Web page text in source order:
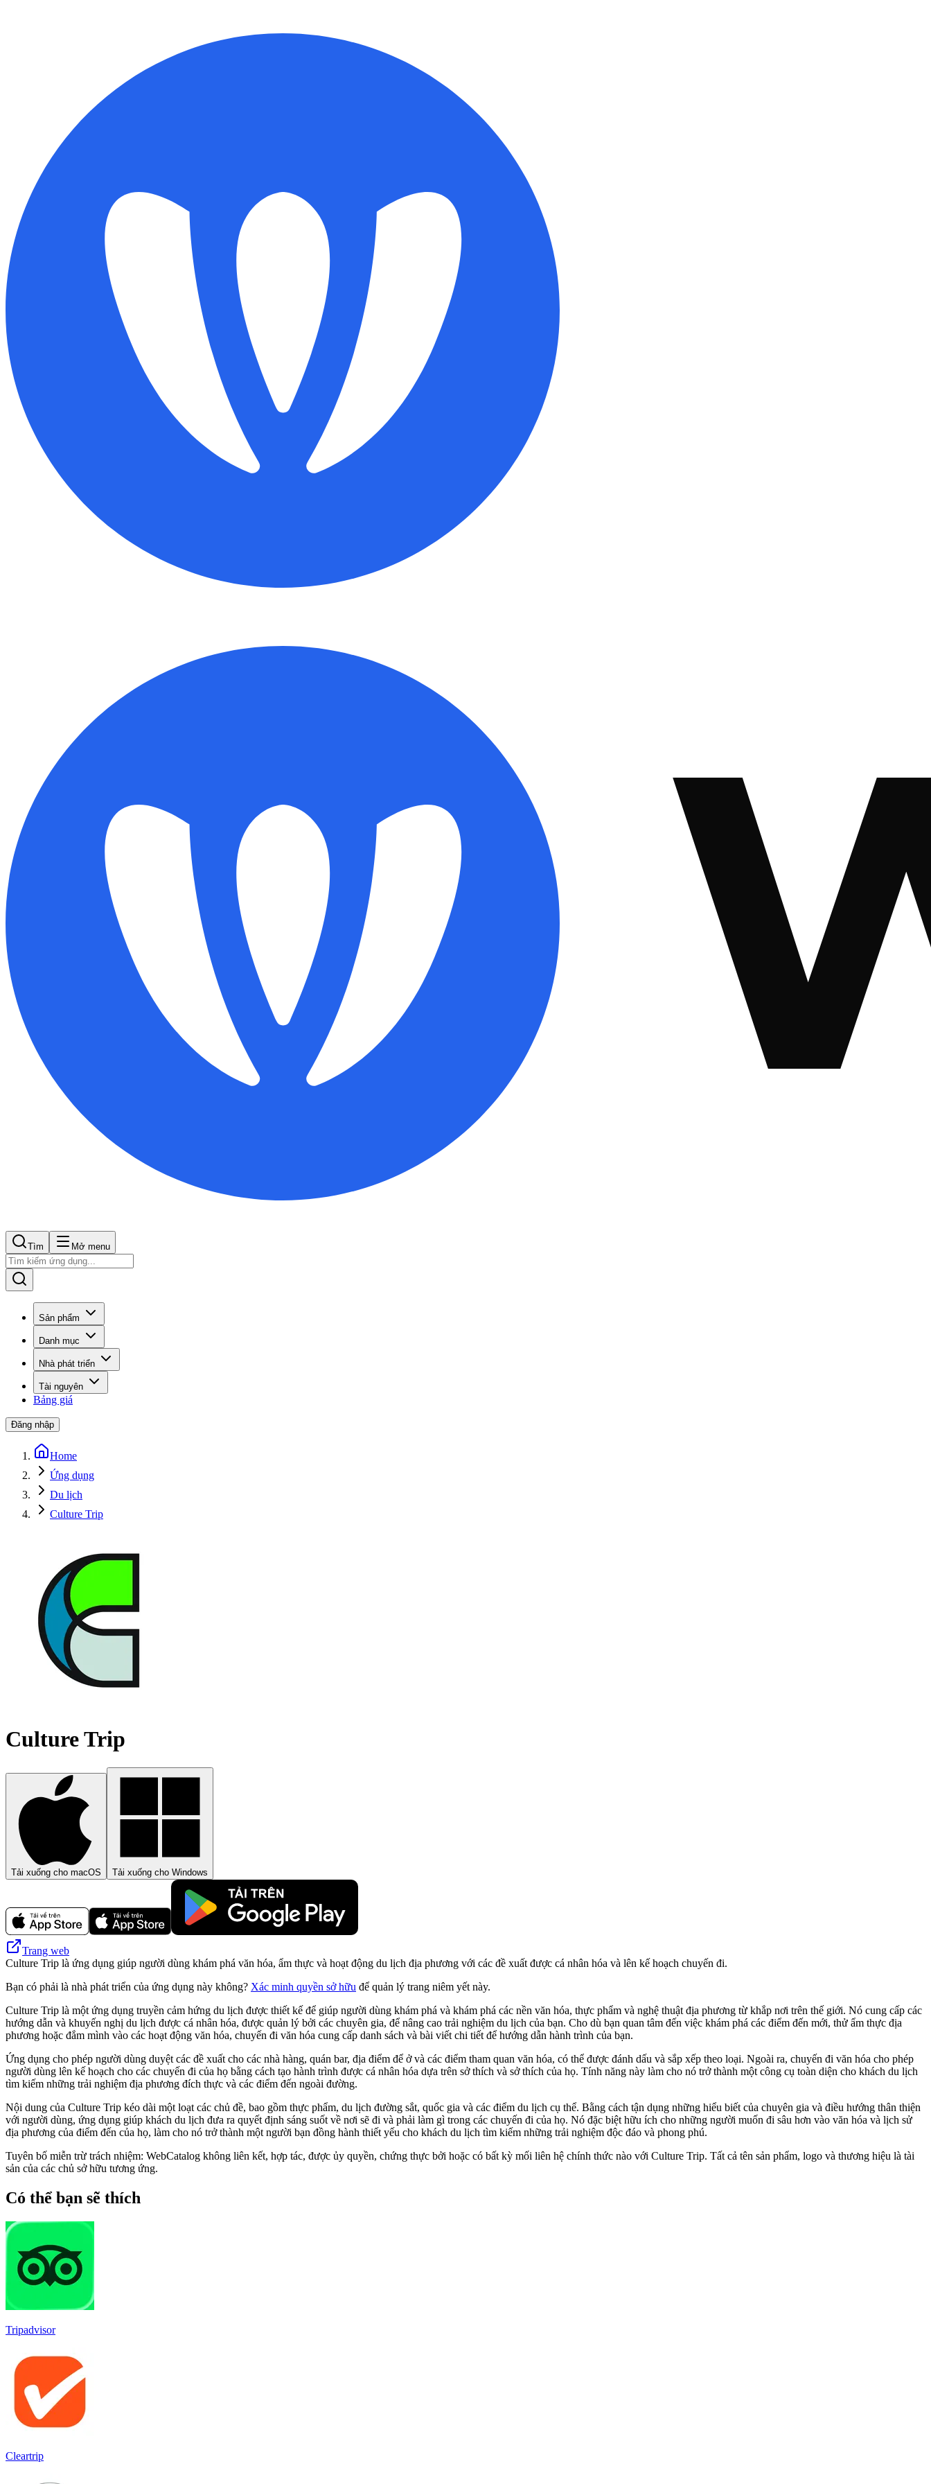
Tìm Mở menu
Sản phẩm
Danh mục
Nhà phát triển
Tài nguyên
Bảng giá
Đăng nhập
Home
Ứng dụng
Du lịch
Culture Trip
Culture Trip
Tải xuống cho macOS Tải xuống cho Windows
Trang web
Culture Trip là ứng dụng giúp người dùng khám phá văn hóa, ẩm thực và hoạt động du lịch địa phương với các đề xuất được cá nhân hóa và lên kế hoạch chuyến đi.
Bạn có phải là nhà phát triển của ứng dụng này không? Xác minh quyền sở hữu để quản lý trang niêm yết này.
Culture Trip là một ứng dụng truyền cảm hứng du lịch được thiết kế để giúp người dùng khám phá và khám phá các nền văn hóa, thực phẩm và nghệ thuật địa phương từ khắp nơi trên thế giới. Nó cung cấp các
hướng dẫn và khuyến nghị du lịch được cá nhân hóa, được quản lý bởi các chuyên gia, để nâng cao trải nghiệm du lịch của bạn. Cho dù bạn quan tâm đến việc khám phá các điểm đến mới, thử ẩm thực địa
phương hoặc đắm mình vào các hoạt động văn hóa, chuyến đi văn hóa cung cấp danh sách và bài viết chi tiết để hướng dẫn hành trình của bạn.
Ứng dụng cho phép người dùng duyệt các đề xuất cho các nhà hàng, quán bar, địa điểm để ở và các điểm tham quan văn hóa, có thể được đánh dấu và sắp xếp theo loại. Ngoài ra, chuyến đi văn hóa cho phép
người dùng lên kế hoạch cho các chuyến đi của họ bằng cách tạo hành trình được cá nhân hóa dựa trên sở thích và sở thích của họ. Tính năng này làm cho nó trở thành một công cụ toàn diện cho khách du lịch
tìm kiếm những trải nghiệm địa phương đích thực và các điểm đến ngoài đường.
Nội dung của Culture Trip kéo dài một loạt các chủ đề, bao gồm thực phẩm, du lịch đường sắt, quốc gia và các điểm du lịch cụ thể. Bằng cách tận dụng những hiểu biết của chuyên gia và điều hướng thân thiện
với người dùng, ứng dụng giúp khách du lịch đưa ra quyết định sáng suốt về nơi sẽ đi và phải làm gì trong các chuyến đi của họ. Nó đặc biệt hữu ích cho những người muốn đi sâu hơn vào văn hóa và lịch sử
địa phương của điểm đến của họ, làm cho nó trở thành một người bạn đồng hành thiết yếu cho khách du lịch tìm kiếm những trải nghiệm độc đáo và phong phú.
Tuyên bố miễn trừ trách nhiệm: WebCatalog không liên kết, hợp tác, được ủy quyền, chứng thực bởi hoặc có bất kỳ mối liên hệ chính thức nào với Culture Trip. Tất cả tên sản phẩm, logo và thương hiệu là tài
sản của các chủ sở hữu tương ứng.
Có thể bạn sẽ thích
Tripadvisor
Cleartrip